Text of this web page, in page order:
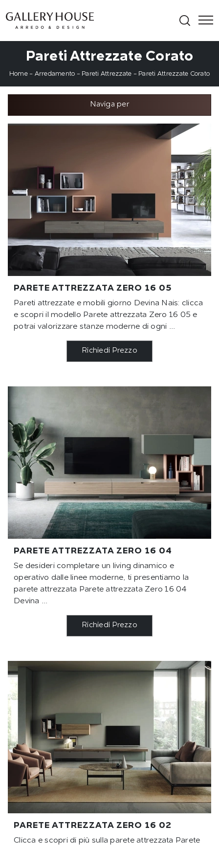
Pareti Attrezzate Corato
Home- Arredamento - Pareti Attrezzate - Pareti Attrezzate Corato
Naviga per
PARETE ATTREZZATA ZERO 16 05
Pareti attrezzate e mobili giorno Devina Nais: clicca
e scopri il modello Parete attrezzata Zero 16 05 e
potrai valorizzare stanze moderne di ogni ...
Richiedi Prezzo
PARETE ATTREZZATA ZERO 16 04
Se desideri completare un living dinamico e
operativo dalle linee moderne, ti presentiamo la
parete attrezzata Parete attrezzata Zero 16 04
Devina ...
Richiedi Prezzo
PARETE ATTREZZATA ZERO 16 02
Clicca e scopri di più sulla parete attrezzata Parete